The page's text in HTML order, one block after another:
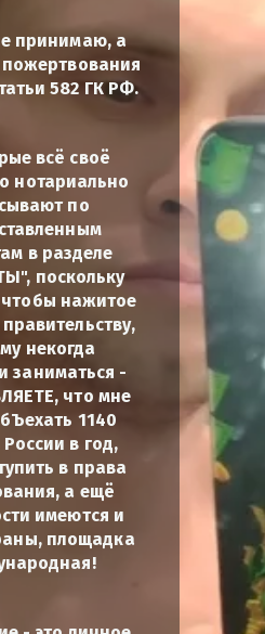
принимаю, а
582 ГК РФ.
всё своё
нотариально
по
в разделе
поскольку
нажитое
некогда
заниматься -
что мне
1140
в год,
в права
а ещё
имеются и
площадка